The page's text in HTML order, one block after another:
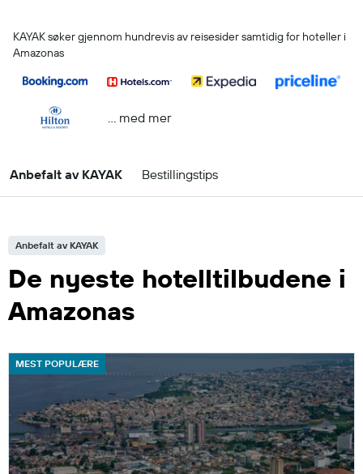
KAYAK søker gjennom hundrevis av reisesider samtidig for hoteller i
Amazonas
… med mer
Anbefalt av KAYAK Bestillingstips
Anbefalt av KAYAK
De nyeste hotelltilbudene i
Amazonas
MEST POPULÆRE